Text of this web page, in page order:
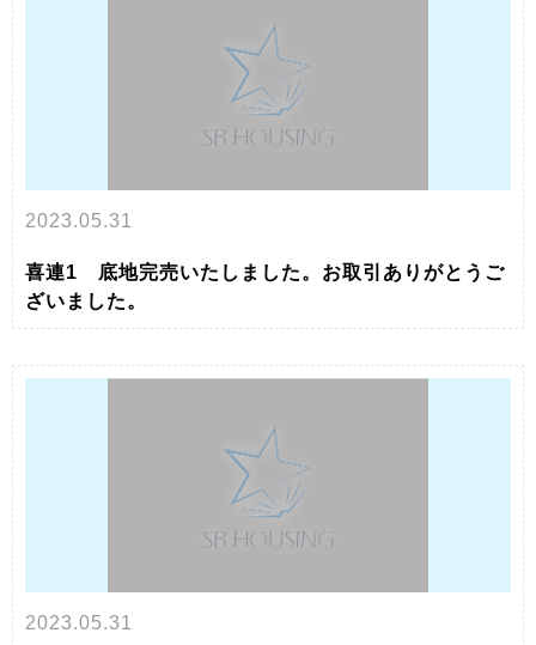
貸すか売るか悩んでいる方へ
空き家を売却したい方
2023.05.31
喜連1 底地完売いたしました。お取引ありがとうご
ざいました。
2023.05.31